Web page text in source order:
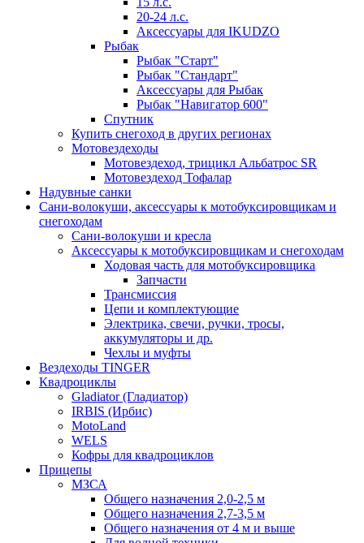
20-24 л.с.
Аксессуары для IKUDZO
Рыбак
Рыбак "Старт"
Рыбак "Стандарт"
Аксессуары для Рыбак
Рыбак "Навигатор 600"
Спутник
Купить снегоход в других регионах
Мотовездеходы
Мотовездеход, трицикл Альбатрос SR
Мотовездеход Тофалар
Надувные санки
Сани-волокуши, аксессуары к мотобуксировщикам и
снегоходам
Сани-волокуши и кресла
Аксессуары к мотобуксировщикам и снегоходам
Ходовая часть для мотобуксировщика
Запчасти
Трансмиссия
Цепи и комплектующие
Электрика, свечи, ручки, тросы,
аккумуляторы и др.
Чехлы и муфты
Вездеходы TINGER
Квадроциклы
Gladiator (Гладиатор)
IRBIS (Ирбис)
MotoLand
WELS
Кофры для квадроциклов
Прицепы
МЗСА
Общего назначения 2,0-2,5 м
Общего назначения 2,7-3,5 м
Общего назначения от 4 м и выше